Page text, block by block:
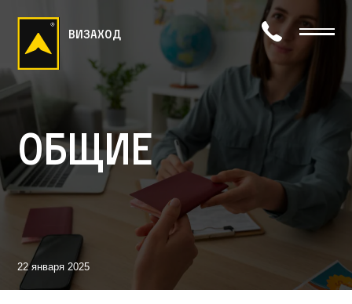
визаход
Общие
22 января 2025